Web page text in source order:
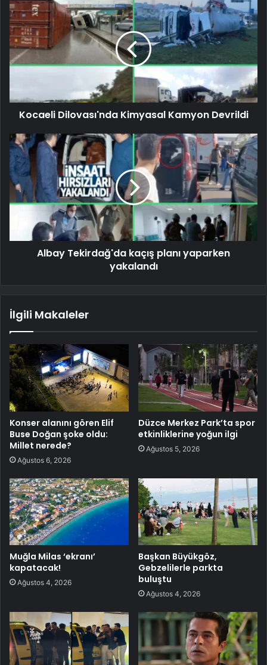
Kocaeli Dilovası'nda Kimyasal Kamyon Devrildi
Albay Tekirdağ'da kaçış planı yaparken
yakalandı
İlgili Makaleler
Konser alanını gören Elif
Buse Doğan şoke oldu:
Millet nerede?
Ağustos 6, 2026
Düzce Merkez Park’ta spor
etkinliklerine yoğun ilgi
Ağustos 5, 2026
Muğla Milas ‘ekranı’
kapatacak!
Ağustos 4, 2026
Başkan Büyükgöz,
Gebzelilerle parkta
buluştu
Ağustos 4, 2026